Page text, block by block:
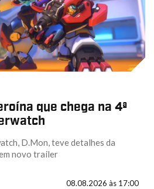
que chega na 4ª
D.Mon, teve detalhes da
novo trailer
08.08.2026 às 17:00